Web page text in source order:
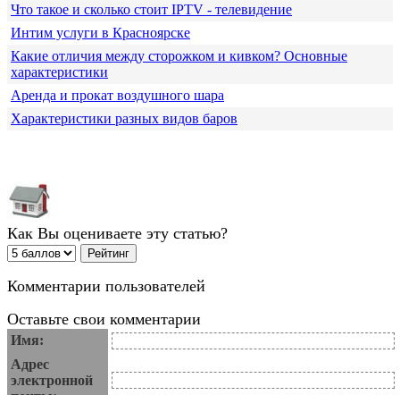
Что такое и сколько стоит IPTV - телевидение
Интим услуги в Красноярске
Какие отличия между сторожком и кивком? Основные
характеристики
Аренда и прокат воздушного шара
Характеристики разных видов баров
Как Вы оцениваете эту статью?
Комментарии пользователей
Оставьте свои комментарии
Имя:
Адрес
электронной